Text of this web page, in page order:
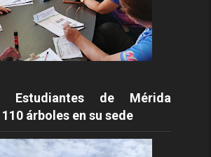
Estudiantes de Mérida
árboles en su sede